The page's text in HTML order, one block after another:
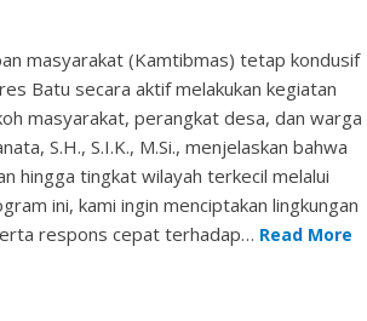
masyarakat (Kamtibmas) tetap kondusif
Batu secara aktif melakukan kegiatan
masyarakat, perangkat desa, dan warga
S.H., S.I.K., M.Si., menjelaskan bahwa
hingga tingkat wilayah terkecil melalui
ini, kami ingin menciptakan lingkungan
respons cepat terhadap… Read More